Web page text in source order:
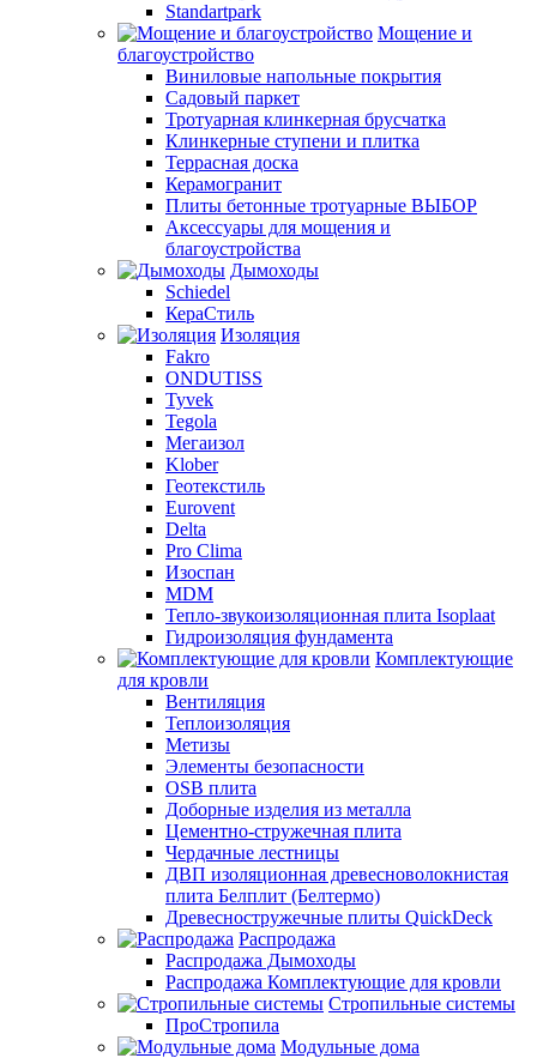
Standartpark
Мощение и
благоустройство
Виниловые напольные покрытия
Садовый паркет
Тротуарная клинкерная брусчатка
Клинкерные ступени и плитка
Террасная доска
Керамогранит
Плиты бетонные тротуарные ВЫБОР
Аксессуары для мощения и
благоустройства
Дымоходы
Schiedel
КераСтиль
Изоляция
Fakro
ONDUTISS
Tyvek
Tegola
Мегаизол
Klober
Геотекстиль
Eurovent
Delta
Pro Clima
Изоспан
MDM
Тепло-звукоизоляционная плита Isoplaat
Гидроизоляция фундамента
Комплектующие
для кровли
Вентиляция
Теплоизоляция
Метизы
Элементы безопасности
OSB плита
Доборные изделия из металла
Цементно-стружечная плита
Чердачные лестницы
ДВП изоляционная древесноволокнистая
плита Белплит (Белтермо)
Древесностружечные плиты QuickDeck
Распродажа
Распродажа Дымоходы
Распродажа Комплектующие для кровли
Стропильные системы
ПроСтропила
Модульные дома